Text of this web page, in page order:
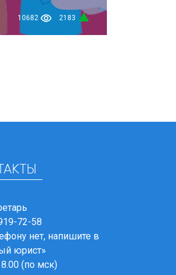
10682 2183
72-58
нет, напишите в
юрист»
(по мск)